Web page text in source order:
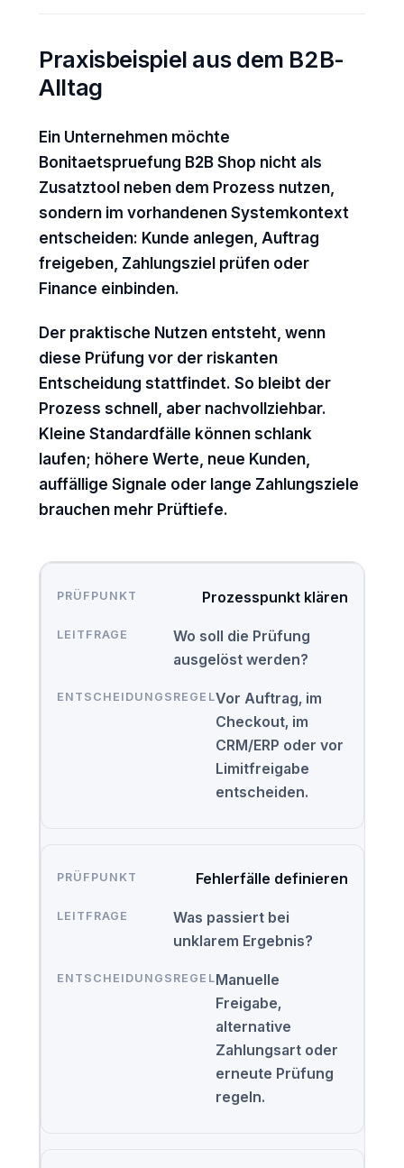
Praxisbeispiel aus dem B2B-
Alltag
Ein Unternehmen möchte
Bonitaetspruefung B2B Shop nicht als
Zusatztool neben dem Prozess nutzen,
sondern im vorhandenen Systemkontext
entscheiden: Kunde anlegen, Auftrag
freigeben, Zahlungsziel prüfen oder
Finance einbinden.
Der praktische Nutzen entsteht, wenn
diese Prüfung vor der riskanten
Entscheidung stattfindet. So bleibt der
Prozess schnell, aber nachvollziehbar.
Kleine Standardfälle können schlank
laufen; höhere Werte, neue Kunden,
auffällige Signale oder lange Zahlungsziele
brauchen mehr Prüftiefe.
Prozesspunkt klären
Wo soll die Prüfung
ausgelöst werden?
Vor Auftrag, im
Checkout, im
CRM/ERP oder vor
Limitfreigabe
entscheiden.
Fehlerfälle definieren
Was passiert bei
unklarem Ergebnis?
Manuelle
Freigabe,
alternative
Zahlungsart oder
erneute Prüfung
regeln.